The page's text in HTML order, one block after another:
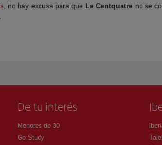
, no hay excusa para que Le Centquatre no se
De tu interés
Menores de 30
Go Study